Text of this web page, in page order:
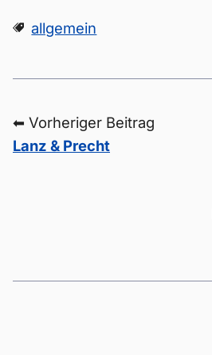
allgemein
⬅ Vorheriger Beitrag
Lanz & Precht